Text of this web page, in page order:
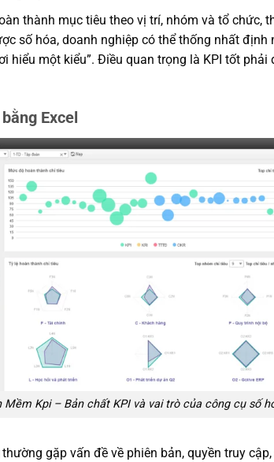
thành mục tiêu theo vị trí, nhóm và tổ chức,
số hóa, doanh nghiệp có thể thống nhất định
hiểu một kiểu”. Điều quan trọng là KPI tốt
Excel
Mềm Kpi – Bản chất KPI và vai trò của công cụ số
gặp vấn đề về phiên bản, quyền truy